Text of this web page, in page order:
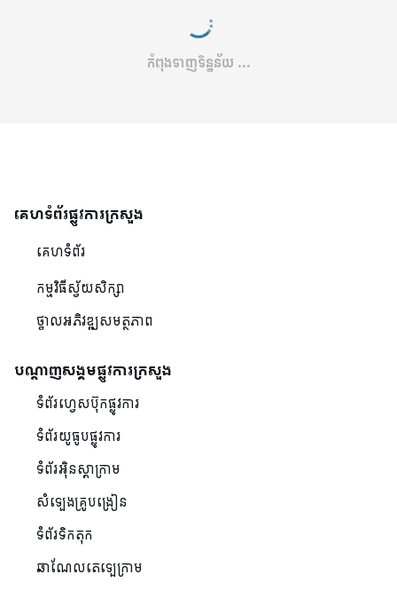
កំពុងទាញទិន្នន័យ ...
គេហទំព័រផ្លូវការក្រសួង
គេហទំព័រ
កម្មវិធីស្វ័យសិក្សា
ថ្នាលអភិវឌ្ឍសមត្ថភាព
បណ្ដាញសង្គមផ្លូវការក្រសួង
ទំព័រហ្វេសប៊ុកផ្លូវការ
ទំព័រយូធូបផ្លូវការ
ទំព័រអ៊ិនស្តាក្រាម
សំឡេងគ្រូបង្រៀន
ទំព័រទិកតុក
ឆាណែលតេឡេក្រាម